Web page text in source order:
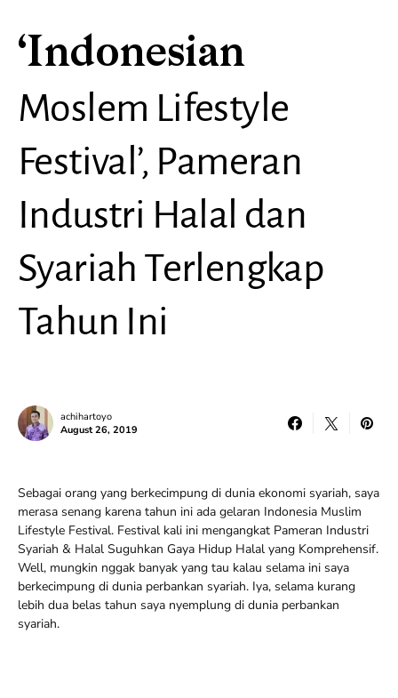
‘Indonesian
Moslem Lifestyle
Festival’, Pameran
Industri Halal dan
Syariah Terlengkap
Tahun Ini
achihartoyo
August 26, 2019
Sebagai orang yang berkecimpung di dunia ekonomi syariah, saya
merasa senang karena tahun ini ada gelaran Indonesia Muslim
Lifestyle Festival. Festival kali ini mengangkat Pameran Industri
Syariah & Halal Suguhkan Gaya Hidup Halal yang Komprehensif.
Well, mungkin nggak banyak yang tau kalau selama ini saya
berkecimpung di dunia perbankan syariah. Iya, selama kurang
lebih dua belas tahun saya nyemplung di dunia perbankan
syariah.